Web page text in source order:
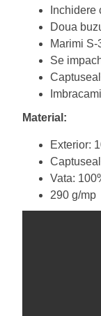
Doua
Marimi S-
Se
Material:
Exterior:
Vata:
290 g/mp